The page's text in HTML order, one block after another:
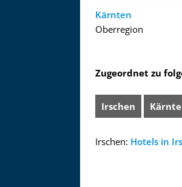
Kärnten
Oberregion
Zugeordnet zu
Irschen
Irschen: Hotels in